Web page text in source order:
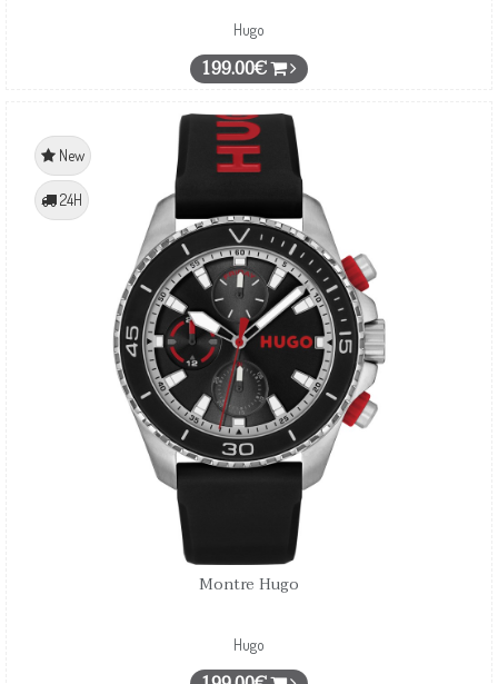
Hugo
199.00€
New
24H
Montre Hugo
Hugo